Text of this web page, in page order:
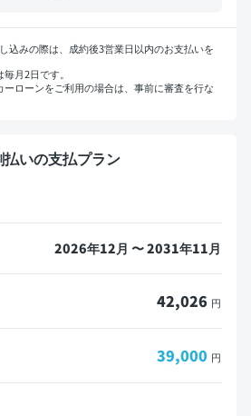
込みの際は、成約後3営業日以内のお支払いを
月2日です。
ローンをご利用の場合は、事前に審査を行な
ローンをご利用の方へ
ローンが組めない場合がございます。
PDFダウンロード
払いの支払プラン
2026年12月 〜 2031年11月
42,026 円
39,000 円